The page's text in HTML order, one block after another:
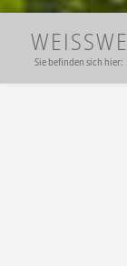
Sie befinden sich hier: